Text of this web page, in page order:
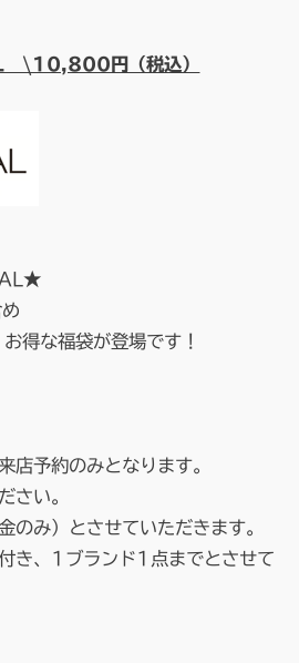
\10,800円（税込）
な福袋が登場です！
店予約のみとなります。
さい。
のみ）とさせていただきます。
き、1ブランド1点までとさせて